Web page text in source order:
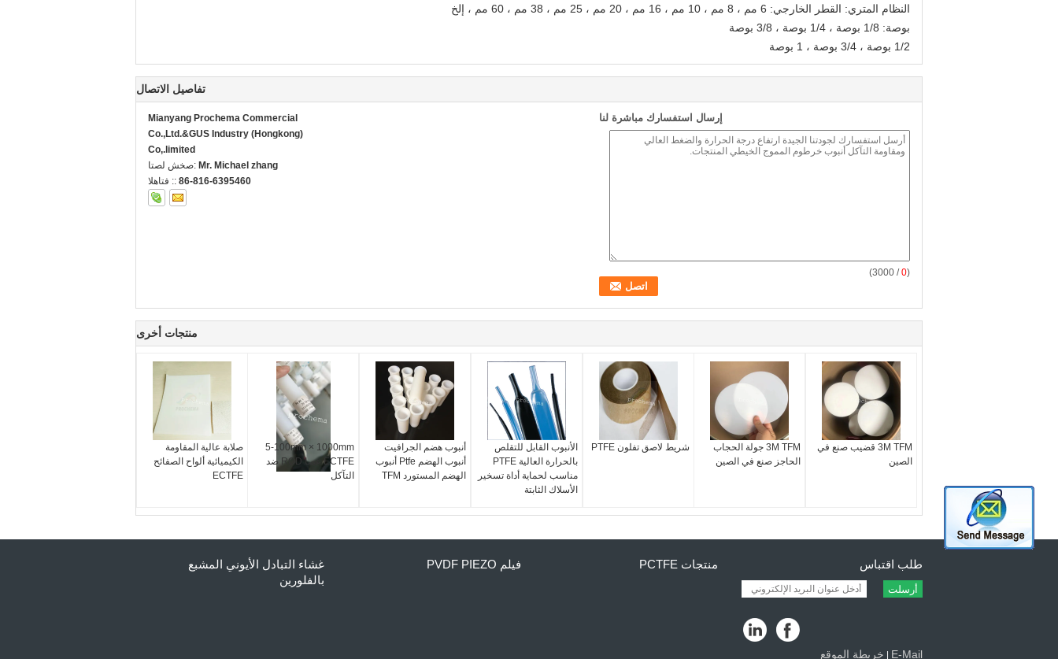
النظام المتري: القطر الخارجي: 6 مم ، 8 مم ، 10 مم ، 16 مم ، 20 مم ، 25 مم ، 38 مم ، 60 مم ، إلخ
بوصة: 1/8 بوصة ، 1/4 بوصة ، 3/8 بوصة
1/2 بوصة ، 3/4 بوصة ، 1 بوصة
تفاصيل الاتصال
Mianyang Prochema Commercial
Co.,Ltd.&GUS Industry (Hongkong)
Co,.limited
اتصل شخص: Mr. Michael zhang
الهاتف :: 86-816-6395460
إرسال استفسارك مباشرة لنا
(
0
/ 3000)
منتجات أخرى
صلابة عالية المقاومة
الكيميائية ألواح الصفائح
ECTFE
5-100mm × 1000mm
ECTFE عصا ROD ضد
التآكل
أنبوب هضم الجرافيت
أنبوب الهضم Ptfe أنبوب
الهضم المستورد TFM
الأنبوب القابل للتقلص
بالحرارة العالية PTFE
مناسب لحماية أداة تسخير
الأسلاك الثابتة
شريط لاصق تفلون PTFE
3M TFM جولة الحجاب
الحاجز صنع في الصين
3M TFM قضيب صنع في
الصين
غشاء التبادل الأيوني المشبع
بالفلورين
فيلم PVDF PIEZO منتجات PCTFE طلب اقتباس
أرسلت
E-Mail خريطة الموقع